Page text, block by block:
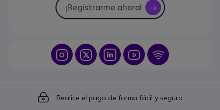
¡Regístrarme ahora! icon
Icon IconIcon Icon Icon
Icon
Realice el pago de forma fácil y segura